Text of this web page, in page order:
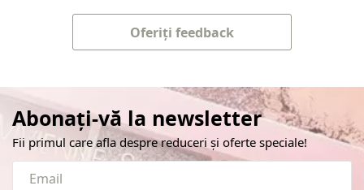
Oferiți feedback
Abonați-vă la newsletter
Fii primul care afla despre reduceri și oferte speciale!